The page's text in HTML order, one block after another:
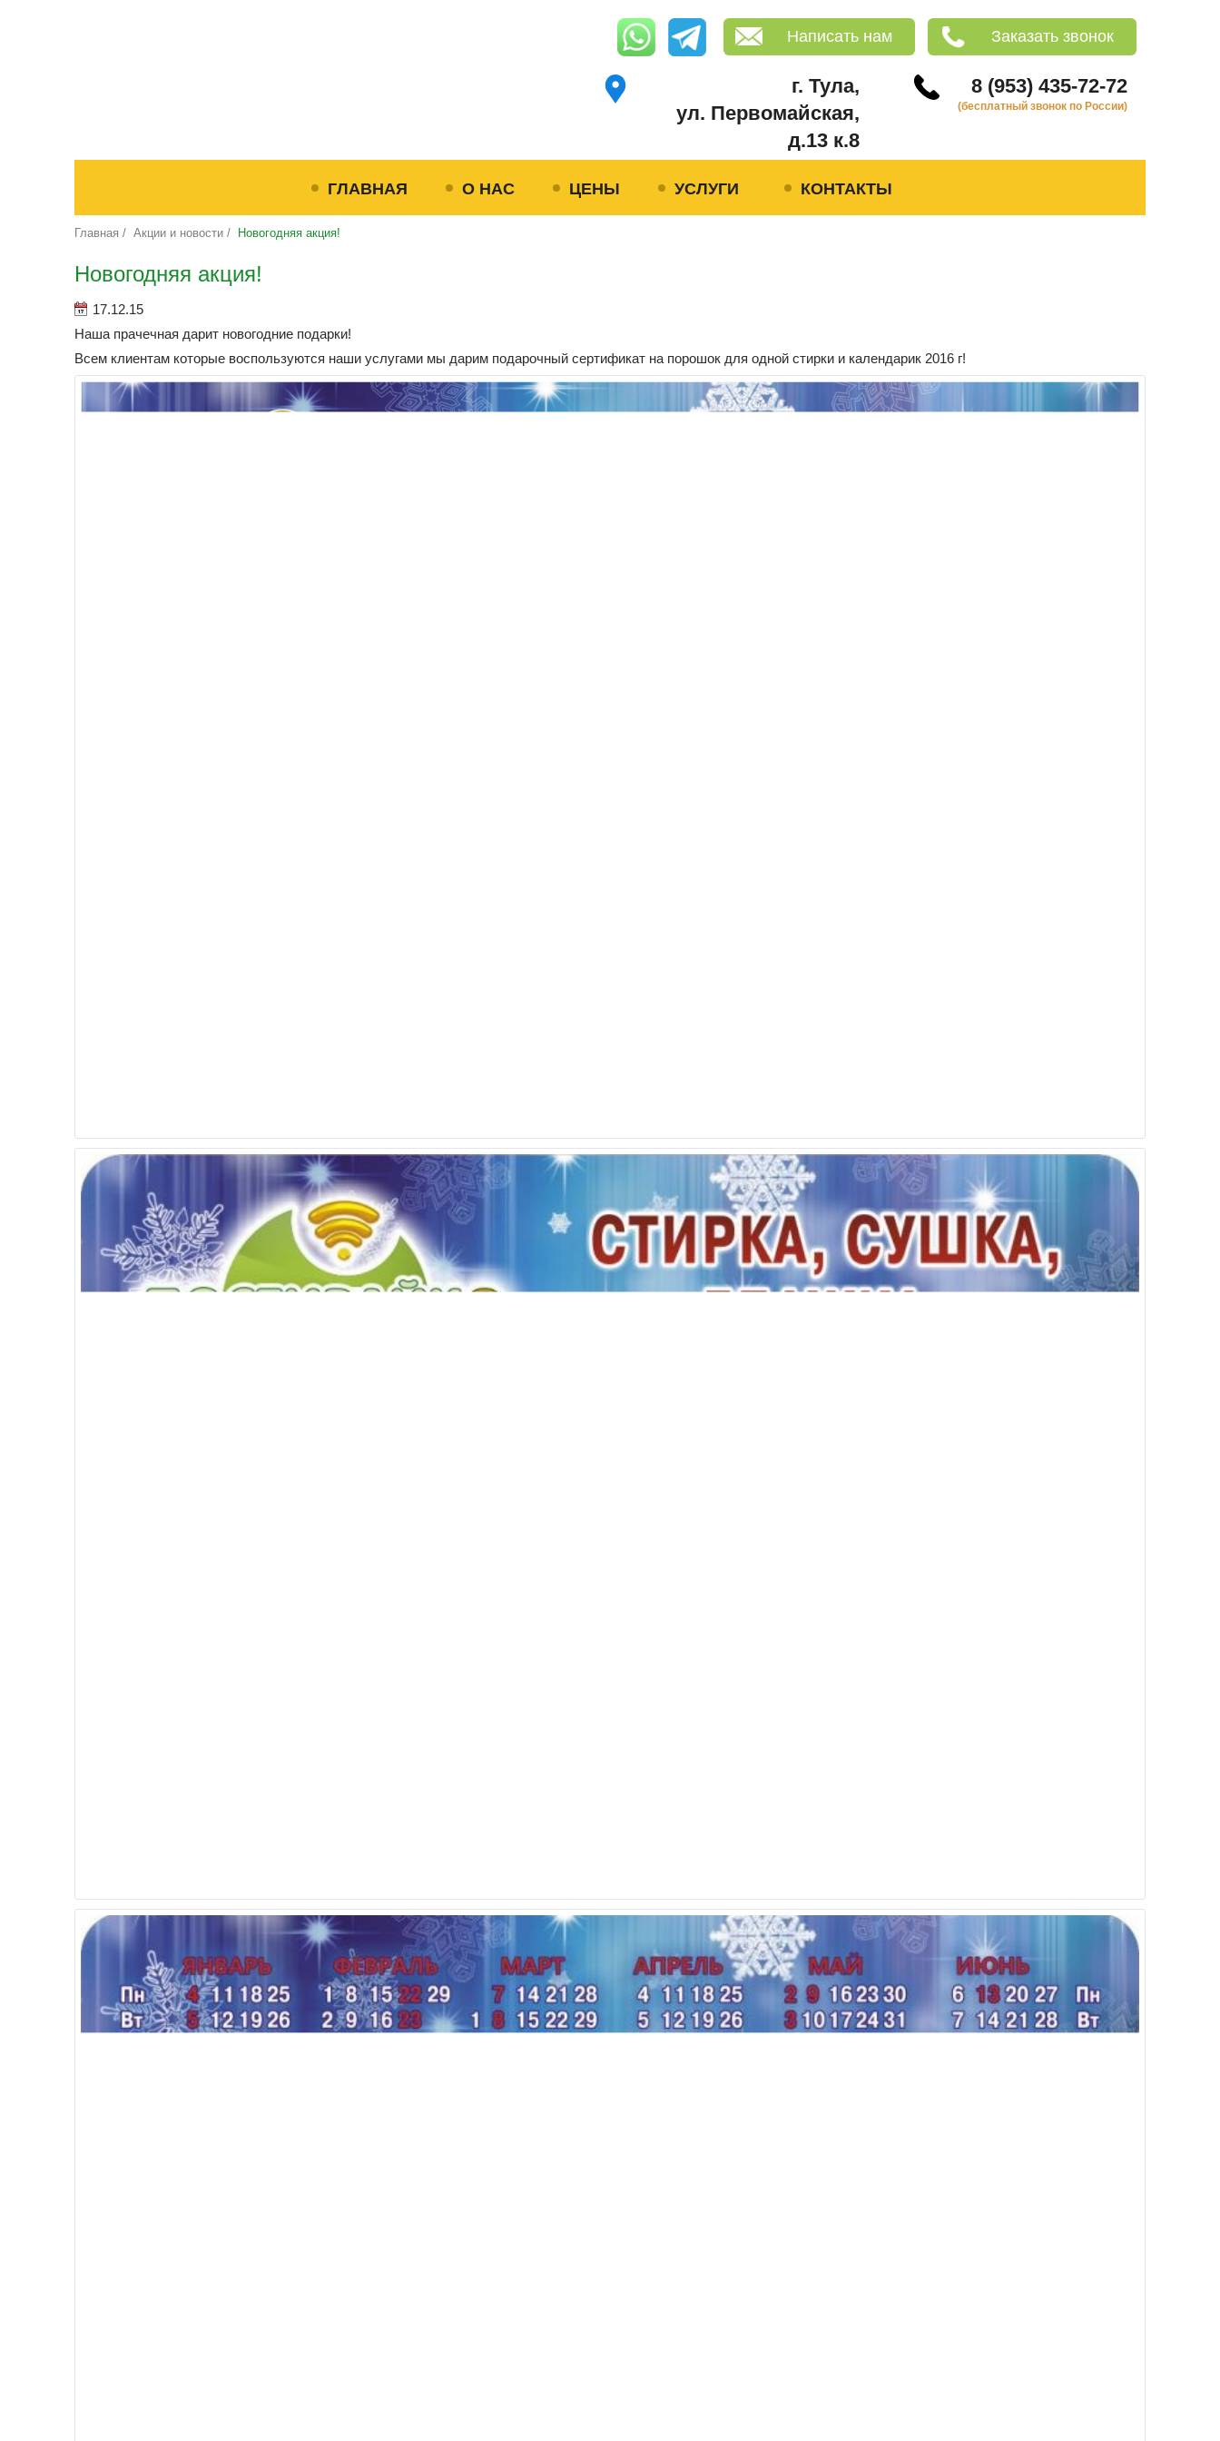
Написать нам Заказать звонок
г. Тула,
ул. Первомайская,
д.13 к.8
8 (953) 435-72-72
(бесплатный звонок по России)
ГЛАВНАЯ О НАС ЦЕНЫ УСЛУГИ КОНТАКТЫ
Главная / Акции и новости / Новогодняя акция!
Новогодняя акция!
17.12.15
Наша прачечная дарит новогодние подарки!
Всем клиентам которые воспользуются наши услугами мы дарим подарочный сертификат на порошок для одной стирки и календарик 2016 г!